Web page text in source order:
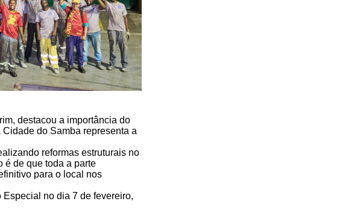
, destacou a importância do
do Samba representa a
reformas estruturais no
é de que toda a parte
para o local nos
no dia 7 de fevereiro,